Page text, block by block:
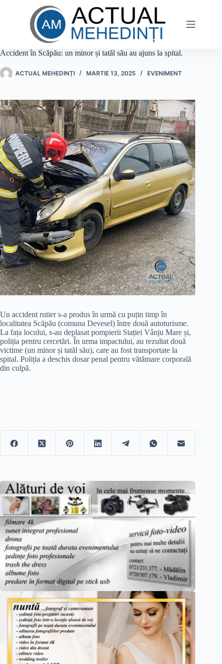
Accident în Scăpău: un minor și tatăl său au ajuns la spital.
ACTUAL MEHEDINȚI MARTIE 13, 2025 EVENIMENT
Un accident rutier s-a produs în urmă cu puțin timp în
localitatea Scăpău (comuna Devesel) între două autoturisme.
La fața locului, s-au deplasat pompierii Stației Vânju Mare și,
poliția pentru cercetări. În urma impactului, au rezultat două
victime (un minor și tatăl său), care au fost transportate la
spital. Poliția a deschis dosar penal pentru vătămare corporală
din culpă.